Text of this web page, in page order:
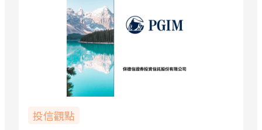
投信觀點